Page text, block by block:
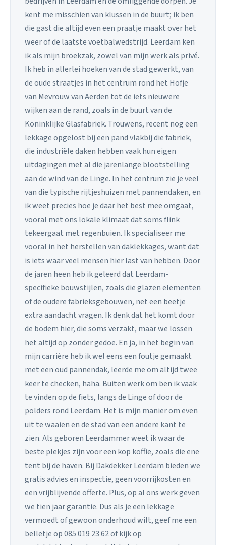
kent me misschien van klussen in de buurt; ik ben
die gast die altijd even een praatje maakt over het
weer of de laatste voetbalwedstrijd. Leerdam ken
ik als mijn broekzak, zowel van mijn werk als privé.
Ik heb in allerlei hoeken van de stad gewerkt, van
de oude straatjes in het centrum rond het Hofje
van Mevrouw van Aerden tot de iets nieuwere
wijken aan de rand, zoals in de buurt van de
Koninklijke Glasfabriek. Trouwens, recent nog een
lekkage opgelost bij een pand vlakbij die fabriek,
die industriële daken hebben vaak hun eigen
uitdagingen met al die jarenlange blootstelling
aan de wind van de Linge. In het centrum zie je veel
van die typische rijtjeshuizen met pannendaken, en
ik weet precies hoe je daar het best mee omgaat,
vooral met ons lokale klimaat dat soms flink
tekeergaat met regenbuien. Ik specialiseer me
vooral in het herstellen van daklekkages, want dat
is iets waar veel mensen hier last van hebben. Door
de jaren heen heb ik geleerd dat Leerdam-
specifieke bouwstijlen, zoals die glazen elementen
of de oudere fabrieksgebouwen, net een beetje
extra aandacht vragen. Ik denk dat het komt door
de bodem hier, die soms verzakt, maar we lossen
het altijd op zonder gedoe. En ja, in het begin van
mijn carrière heb ik wel eens een foutje gemaakt
met een oud pannendak, leerde me om altijd twee
keer te checken, haha. Buiten werk om ben ik vaak
te vinden op de fiets, langs de Linge of door de
polders rond Leerdam. Het is mijn manier om even
uit te waaien en de stad van een andere kant te
zien. Als geboren Leerdammer weet ik waar de
beste plekjes zijn voor een kop koffie, zoals die ene
tent bij de haven. Bij Dakdekker Leerdam bieden we
gratis advies en inspectie, geen voorrijkosten en
een vrijblijvende offerte. Plus, op al ons werk geven
we tien jaar garantie. Dus als je een lekkage
vermoedt of gewoon onderhoud wilt, geef me een
belletje op 085 019 23 62 of kijk op